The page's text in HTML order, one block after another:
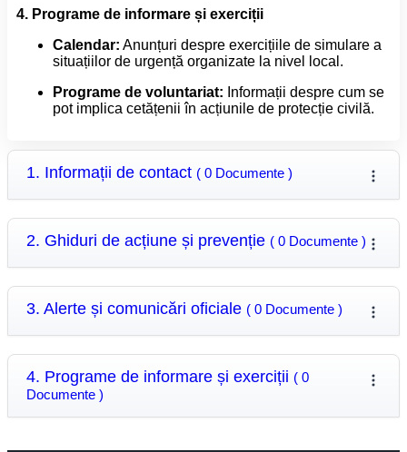
4. Programe de informare și exerciții
Calendar: Anunțuri despre exercițiile de simulare a
situațiilor de urgență organizate la nivel local.
Programe de voluntariat: Informații despre cum se
pot implica cetățenii în acțiunile de protecție civilă.
1. Informații de contact ( 0 Documente )
2. Ghiduri de acțiune și prevenție ( 0 Documente )
3. Alerte și comunicări oficiale ( 0 Documente )
4. Programe de informare și exerciții ( 0
Documente )